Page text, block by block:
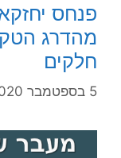
פנחס
מהדרג
חלקים
5 בספטמבר 2020